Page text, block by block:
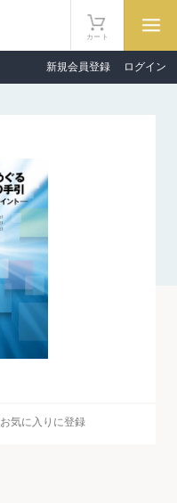
新規会員登録 ログイン
カート
お気に入りに登録